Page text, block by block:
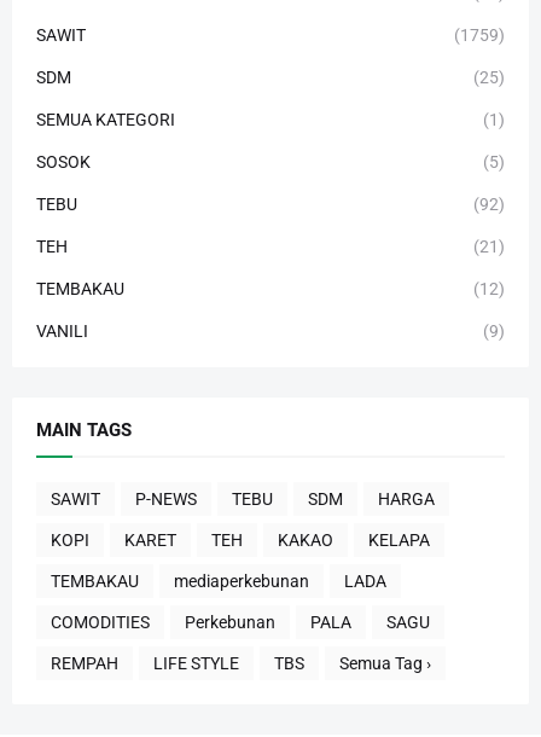
SAWIT (1759)
SDM (25)
SEMUA KATEGORI (1)
SOSOK (5)
TEBU (92)
TEH (21)
TEMBAKAU (12)
VANILI (9)
MAIN TAGS
SAWIT P-NEWS TEBU SDM HARGA
KOPI KARET TEH KAKAO KELAPA
TEMBAKAU mediaperkebunan LADA
COMODITIES Perkebunan PALA SAGU
REMPAH LIFE STYLE TBS Semua Tag ›